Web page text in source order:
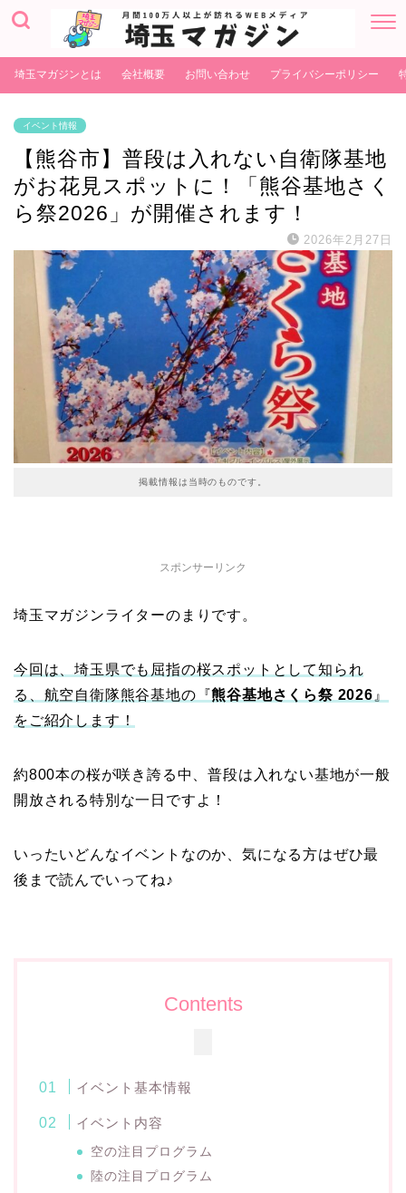
埼玉マガジンとは 会社概要 お問い合わせ プライバシーポリシー
イベント情報
【熊谷市】普段は入れない自衛隊基地
がお花見スポットに！「熊谷基地さく
ら祭2026」が開催されます！
2026年2月27日
掲載情報は当時のものです。
スポンサーリンク
埼玉マガジンライターのまりです。
今回は、埼玉県でも屈指の桜スポットとして知られ
る、航空自衛隊熊谷基地の『熊谷基地さくら祭 2026』
をご紹介します！
約800本の桜が咲き誇る中、普段は入れない基地が一般
開放される特別な一日ですよ！
いったいどんなイベントなのか、気になる方はぜひ最
後まで読んでいってね♪
Contents
イベント基本情報
イベント内容
空の注目プログラム
陸の注目プログラム